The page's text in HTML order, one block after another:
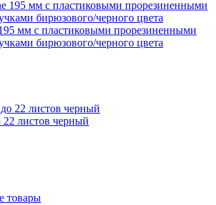
мм с пластиковыми прорезиненными
бирюзового/черного цвета
22 листов черный
товары